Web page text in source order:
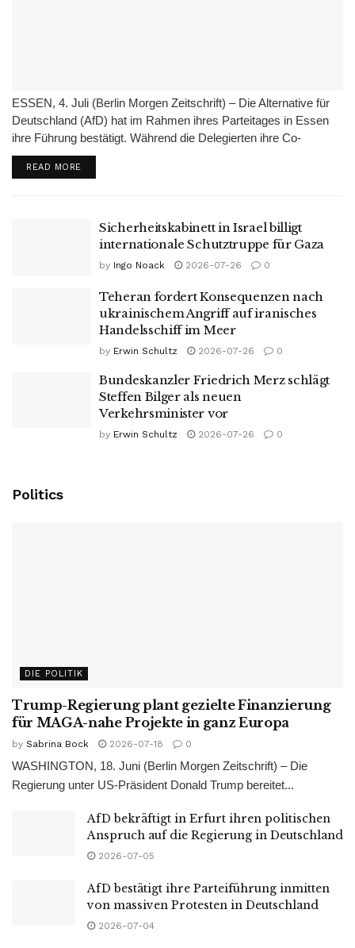
ESSEN, 4. Juli (Berlin Morgen Zeitschrift) – Die Alternative für
Deutschland (AfD) hat im Rahmen ihres Parteitages in Essen
ihre Führung bestätigt. Während die Delegierten ihre Co-
Vorsitzenden Alice Weidel und Tino Chrupalla für zwei weitere
Jahre im Amt bestätigten, versammelten...
READ MOREDETAILS
Sicherheitskabinett in Israel billigt
internationale Schutztruppe für Gaza
by Ingo Noack 2026-07-26 0
Teheran fordert Konsequenzen nach
ukrainischem Angriff auf iranisches
Handelsschiff im Meer
by Erwin Schultz 2026-07-26 0
Bundeskanzler Friedrich Merz schlägt
Steffen Bilger als neuen
Verkehrsminister vor
by Erwin Schultz 2026-07-26 0
Politics
DIE POLITIK
Trump-Regierung plant gezielte Finanzierung
für MAGA-nahe Projekte in ganz Europa
by Sabrina Bock 2026-07-18 0
WASHINGTON, 18. Juni (Berlin Morgen Zeitschrift) – Die
Regierung unter US-Präsident Donald Trump bereitet...
AfD bekräftigt in Erfurt ihren politischen
Anspruch auf die Regierung in Deutschland
2026-07-05
AfD bestätigt ihre Parteiführung inmitten
von massiven Protesten in Deutschland
2026-07-04